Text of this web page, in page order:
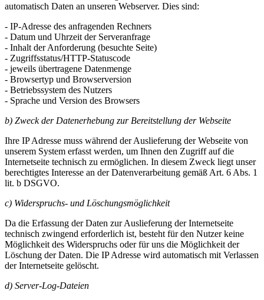
automatisch Daten an unseren Webserver. Dies sind:
- IP-Adresse des anfragenden Rechners
- Datum und Uhrzeit der Serveranfrage
- Inhalt der Anforderung (besuchte Seite)
- Zugriffsstatus/HTTP-Statuscode
- jeweils übertragene Datenmenge
- Browsertyp und Browserversion
- Betriebssystem des Nutzers
- Sprache und Version des Browsers
b) Zweck der Datenerhebung zur Bereitstellung der Webseite
Ihre IP Adresse muss während der Auslieferung der Webseite von
unserem System erfasst werden, um Ihnen den Zugriff auf die
Internetseite technisch zu ermöglichen. In diesem Zweck liegt unser
berechtigtes Interesse an der Datenverarbeitung gemäß Art. 6 Abs. 1
lit. b DSGVO.
c) Widerspruchs- und Löschungsmöglichkeit
Da die Erfassung der Daten zur Auslieferung der Internetseite
technisch zwingend erforderlich ist, besteht für den Nutzer keine
Möglichkeit des Widerspruchs oder für uns die Möglichkeit der
Löschung der Daten. Die IP Adresse wird automatisch mit Verlassen
der Internetseite gelöscht.
d) Server-Log-Dateien